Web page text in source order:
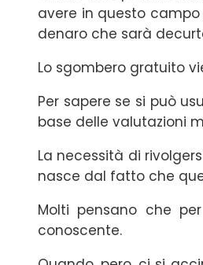
avere in questo
denaro che sarà
Lo sgombero gratuito
Per sapere se si può
base delle valutazioni
La necessità di
nasce dal fatto che
Molti pensano che
conoscente.